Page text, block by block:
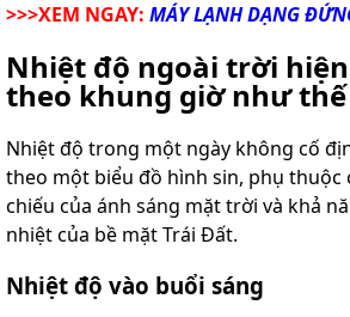
>>>XEM NGAY: MÁY LẠNH DẠNG
Nhiệt độ ngoài trời
theo khung giờ như thế
Nhiệt độ trong một ngày không cố
theo một biểu đồ hình sin, phụ thuộc
chiếu của ánh sáng mặt trời và khả
nhiệt của bề mặt Trái Đất.
Nhiệt độ vào buổi sáng